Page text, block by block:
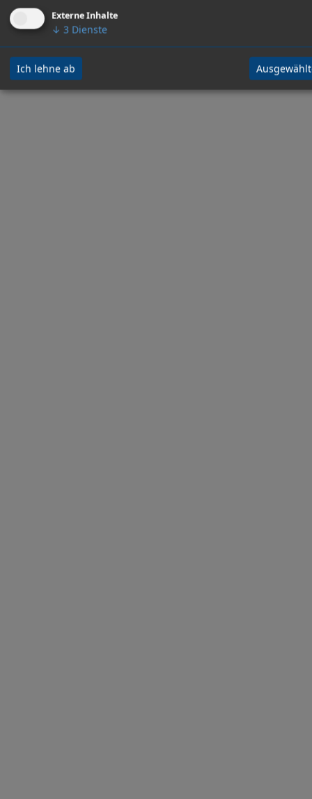
Externe Inhalte
↓ 3 Dienste
Ich lehne ab